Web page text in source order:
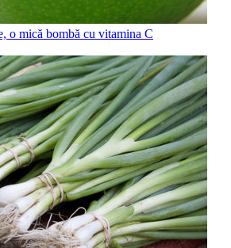
o mică bombă cu vitamina C